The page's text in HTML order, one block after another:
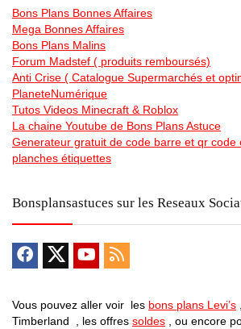
Bons Plans Bonnes Affaires
Mega Bonnes Affaires
Bons Plans Malins
Forum Madstef ( produits remboursés)
Anti Crise ( Catalogue Supermarchés et
PlaneteNumérique
Tutos Videos Minecraft & Roblox
La chaine Youtube de Bons Plans Astuce
Generateur gratuit de code barre et qr code
planches étiquettes
Bonsplansastuces sur les Reseaux
Vous pouvez aller voir les bons plans Levi’s
Timberland , les offres soldes , ou encore